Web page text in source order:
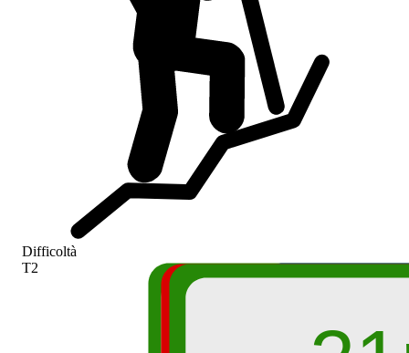
Difficoltà
T2